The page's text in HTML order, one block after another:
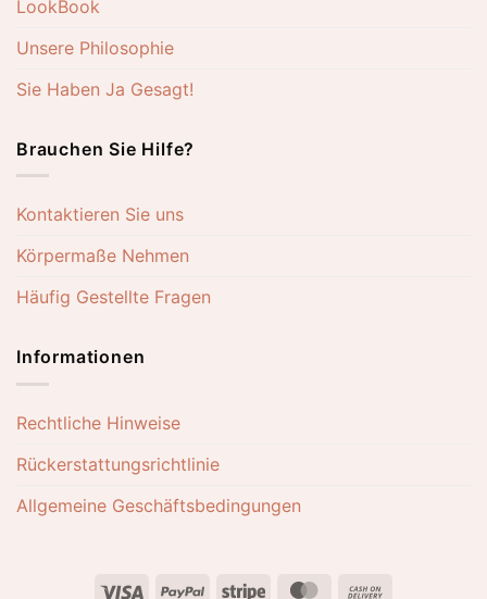
LookBook
Unsere Philosophie
Sie Haben Ja Gesagt!
Brauchen Sie Hilfe?
Kontaktieren Sie uns
Körpermaße Nehmen
Häufig Gestellte Fragen
Informationen
Rechtliche Hinweise
Rückerstattungsrichtlinie
Allgemeine Geschäftsbedingungen
Visa PayPal Stripe MasterCard